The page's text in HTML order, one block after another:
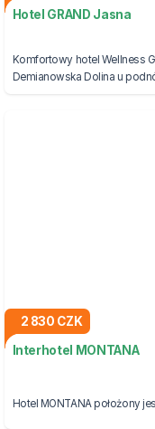
Hotel GRAND Jasna
Komfortowy hotel Wellness
Demianowska Dolina u
2 830 CZK
Interhotel MONTANA
Hotel MONTANA położony